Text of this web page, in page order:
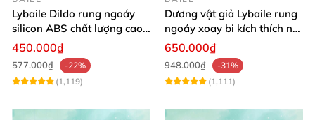
Lybaile Dildo rung ngoáy
silicon ABS chất lượng cao
kích thước chuẩn
450.000₫
577.000₫
-22%
(1,119)
Dương vật giả Lybaile rung
ngoáy xoay bi kích thích nữ
thủ dâm
650.000₫
948.000₫
-31%
(1,111)